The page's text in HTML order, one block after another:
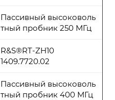
Пассивный высоковоль
тный пробник 250 МГц
R&S®RT-ZH10
1409.7720.02
Пассивный высоковоль
тный пробник 400 МГц